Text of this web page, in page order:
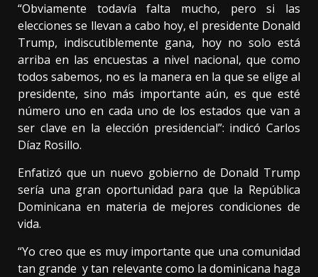
“Obviamente todavía falta mucho, pero si las
elecciones se llevan a cabo hoy, el presidente Donald
Trump, indiscutiblemente gana, hoy no solo está
arriba en las encuestas a nivel nacional, que como
todos sabemos, no es la manera en la que se elige al
presidente, sino más importante aún, es que esté
número uno en cada uno de los estados que van a
ser clave en la elección presidencial”: indicó Carlos
Díaz Rosillo.
Enfatizó que un nuevo gobierno de Donald Trump
sería una gran oportunidad para que la República
Dominicana en materia de mejores condiciones de
vida.
“Yo creo que es muy importante que una comunidad
tan grande y tan relevante como la dominicana haga